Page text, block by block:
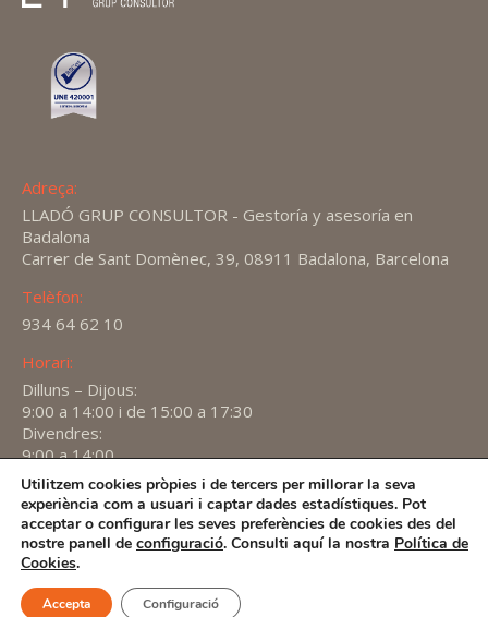
Adreça:
LLADÓ GRUP CONSULTOR - Gestoría y asesoría en
Badalona
Carrer de Sant Domènec, 39, 08911 Badalona, Barcelona
Telèfon:
934 64 62 10
Horari:
Dilluns – Dijous:
9:00 a 14:00 i de 15:00 a 17:30
Divendres:
9:00 a 14:00
Find us on:
X
page
opens
in
YouTube
page
opens
in
Linkedin
page
in
2026 - Política de privacitat
Utilitzem cookies pròpies i de tercers per millorar la seva
experiència com a usuari i captar dades estadístiques. Pot
acceptar o configurar les seves preferències de cookies des del
nostre panell de configuració. Consulti aquí la nostra Política de
Cookies.
Accepta Configuració